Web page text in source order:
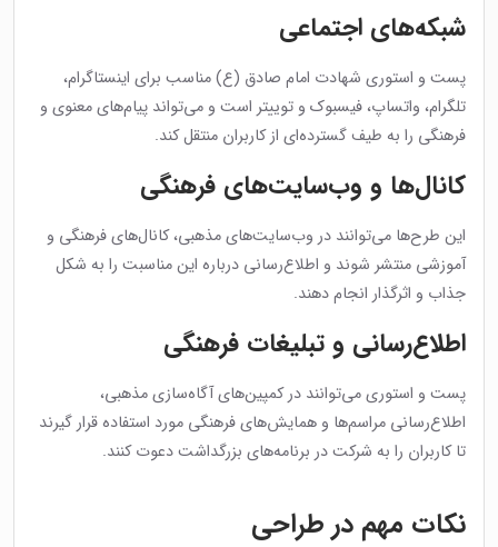
شبکه‌های اجتماعی
پست و استوری شهادت امام صادق (ع) مناسب برای اینستاگرام،
تلگرام، واتساپ، فیسبوک و توییتر است و می‌تواند پیام‌های معنوی و
فرهنگی را به طیف گسترده‌ای از کاربران منتقل کند.
کانال‌ها و وب‌سایت‌های فرهنگی
این طرح‌ها می‌توانند در وب‌سایت‌های مذهبی، کانال‌های فرهنگی و
آموزشی منتشر شوند و اطلاع‌رسانی درباره این مناسبت را به شکل
جذاب و اثرگذار انجام دهند.
اطلاع‌رسانی و تبلیغات فرهنگی
پست و استوری می‌توانند در کمپین‌های آگاه‌سازی مذهبی،
اطلاع‌رسانی مراسم‌ها و همایش‌های فرهنگی مورد استفاده قرار گیرند
تا کاربران را به شرکت در برنامه‌های بزرگداشت دعوت کنند.
نکات مهم در طراحی